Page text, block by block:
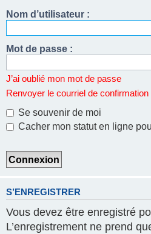
Nom d’utilisateur :
Mot de passe :
J’ai oublié mon mot de passe
Renvoyer le courriel de confirmation
Se souvenir de moi
Cacher mon statut en ligne
S’ENREGISTRER
Vous devez être enregistré
L’enregistrement ne prend